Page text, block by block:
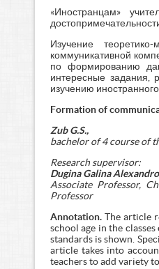
«Иностранцам»
Изучение
коммуникативной
по формированию
интересные задания,
изучению иностранного
Formation of
Zub G.S.,
bachelor of 4 course of
Research supervisor:
Dugina Galina
Associate Professor,
Professor
Annotation.The article
school age in the
standards is shown.
article takes into
teachers to add variety